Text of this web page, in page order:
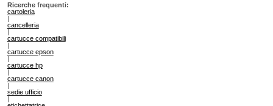
Ricerche frequenti:
cartoleria
|
cancelleria
|
cartucce compatibili
|
cartucce epson
|
cartucce hp
|
cartucce canon
|
sedie ufficio
|